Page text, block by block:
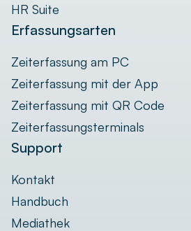
HR Suite
Erfassungsarten
Zeiterfassung am PC
Zeiterfassung mit der App
Zeiterfassung mit QR Code
Zeiterfassungsterminals
Support
Kontakt
Handbuch
Mediathek